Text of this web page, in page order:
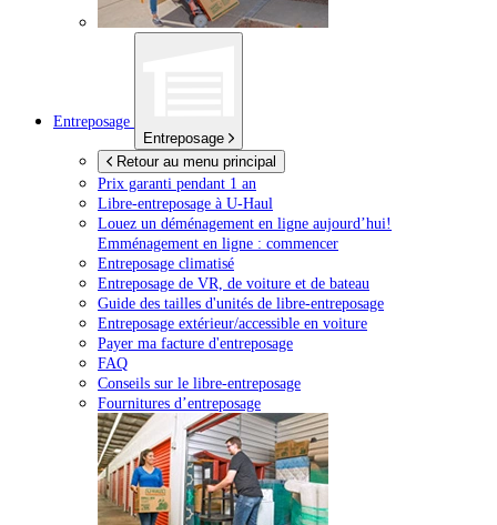
Entreposage
Entreposage
Retour au menu principal
Prix garanti pendant 1 an
Libre-entreposage à U-Haul
Louez un déménagement en ligne aujourd’hui!
Emménagement en ligne : commencer
Entreposage climatisé
Entreposage de VR, de voiture et de bateau
Guide des tailles d'unités de libre-entreposage
Entreposage extérieur/accessible en voiture
Payer ma facture d'entreposage
FAQ
Conseils sur le libre-entreposage
Fournitures d’entreposage